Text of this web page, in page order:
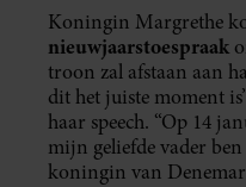
Koningin Margrethe
nieuwjaarstoespraak
troon zal afstaan aan
dit het juiste moment
haar speech. “Op 14
mijn geliefde vader
koningin van